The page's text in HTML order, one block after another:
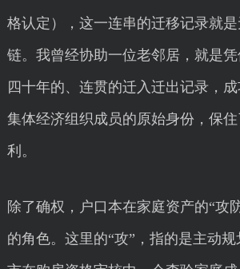
格认定），这一连串的迁移记录就
链。我曾经协助一位老邻居，就是
四十年的、连贯的迁入迁出记录，
集体经济组织成员的原始身份，保
利。
除了确权，户口本在家庭资产的“攻
的角色。这里的“攻”，指的是主动